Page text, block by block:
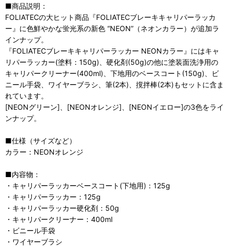
■商品説明：
FOLIATECの大ヒット商品『FOLIATECブレーキキャリパーラッカ
ー』に色鮮やかな蛍光系の新色 “NEON”（ネオンカラー）が追加ラ
インナップ。
『FOLIATECブレーキキャリパーラッカー NEONカラー』にはキャ
リパーラッカー(塗料：150g)、硬化剤(50g)の他に塗装面洗浄用の
キャリパークリーナー(400ml)、下地用のベースコート(150g)、ビ
ニール手袋、ワイヤーブラシ、筆(2本)、撹拌棒(2本)もセットに含ま
れています。
[NEONグリーン]、[NEONオレンジ]、[NEONイエロー]の3色をライ
ンナップ。
■仕様（サイズなど）
カラー：NEONオレンジ
■内容物：
・キャリパーラッカーベースコート(下地用)：125g
・キャリパーラッカー：125g
・キャリパーラッカー硬化剤：50g
・キャリパークリーナー：400ml
・ビニール手袋
・ワイヤーブラシ